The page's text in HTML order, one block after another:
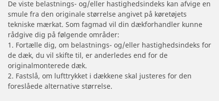
De viste belastnings- og/eller hastighedsindeks kan afvige en
smule fra den originale størrelse angivet på køretøjets
tekniske mærkat. Som fagmad vil din dækforhandler kunne
rådgive dig på følgende områder:
1. Fortælle dig, om belastnings- og/eller hastighedsindeks for
de dæk, du vil skifte til, er anderledes end for de
originalmonterede dæk.
2. Fastslå, om lufttrykket i dækkene skal justeres for den
foreslåede alternative størrelse.